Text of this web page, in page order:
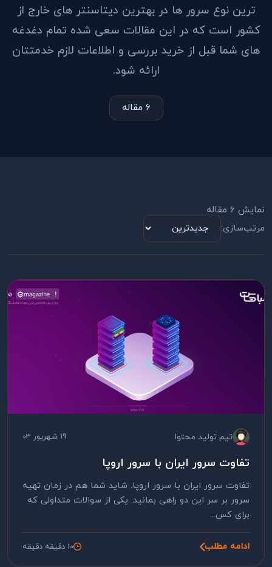
ترین نوع سرور ها در بهترین دیتاسنتر های خارج از
کشور است که در این مقالات سعی شده تمام دغدغه
های شما قبل از خرید بررسی و اطلاعات لازم خدمتتان
ارائه شود.
6 مقاله
نمایش 6 مقاله
مرتب‌سازی:
تیم تولید محتوا 19 شهریور 03
تفاوت سرور ایران با سرور اروپا
تفاوت سرور ایران با سرور اروپا. شاید شما هم در زمان تهیه
سرور بر سر این دو راهی بمانید. یکی از سوالات متداولی که
برای کس...
ادامه مطلب 10 دقیقه دقیقه